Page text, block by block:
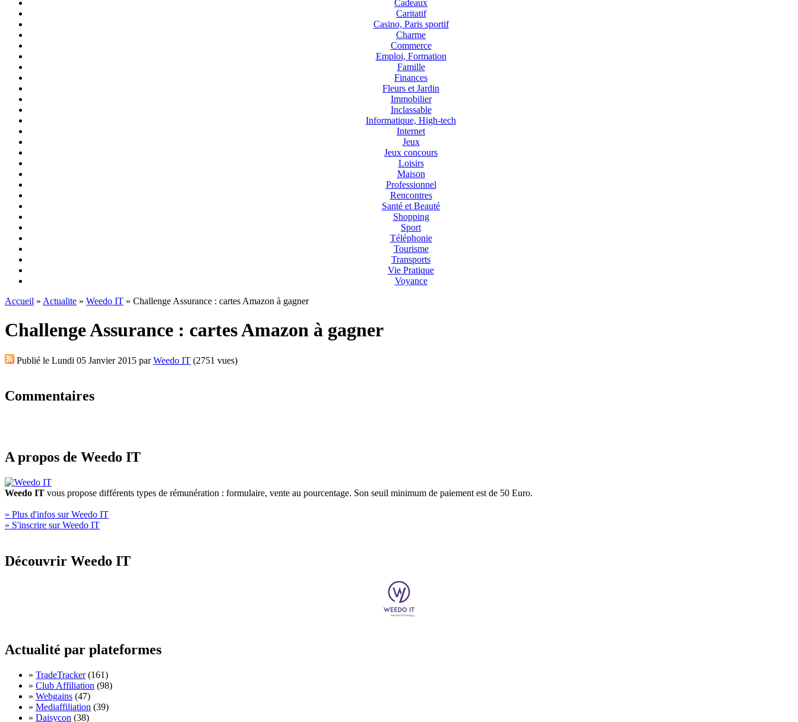
Cadeaux
Caritatif
Casino, Paris sportif
Charme
Commerce
Emploi, Formation
Famille
Finances
Fleurs et Jardin
Immobilier
Inclassable
Informatique, High-tech
Internet
Jeux
Jeux concours
Loisirs
Maison
Professionnel
Rencontres
Santé et Beauté
Shopping
Sport
Téléphonie
Tourisme
Transports
Vie Pratique
Voyance
Accueil » Actualite » Weedo IT » Challenge Assurance : cartes Amazon à gagner
Challenge Assurance : cartes Amazon à gagner
Publié le Lundi 05 Janvier 2015 parWeedo IT (2751 vues)
Commentaires
A propos de Weedo IT
Weedo IT vous propose différents types de rémunération : formulaire, vente au pourcentage. Son seuil minimum de paiement est de 50 Euro.
» Plus d'infos sur Weedo IT
» S'inscrire sur Weedo IT
Découvrir Weedo IT
Actualité par plateformes
» TradeTracker (161)
» Club Affiliation (98)
» Webgains (47)
» Mediaffiliation (39)
» Daisycon (38)